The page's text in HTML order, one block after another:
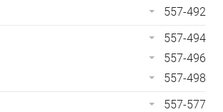
557-492
557-494
557-496
557-498
557-577